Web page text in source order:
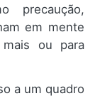
precaução,
em mente
ou para
a um quadro